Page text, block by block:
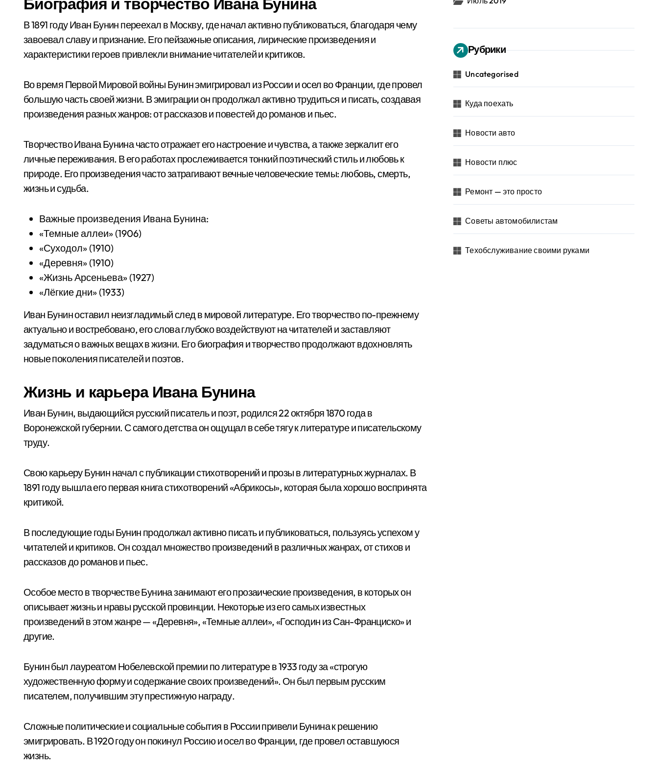
В 1891 году Иван Бунин переехал в Москву, где начал активно публиковаться, благодаря чему
завоевал славу и признание. Его пейзажные описания, лирические произведения и
характеристики героев привлекли внимание читателей и критиков.
Во время Первой Мировой войны Бунин эмигрировал из России и осел во Франции, где провел
большую часть своей жизни. В эмиграции он продолжал активно трудиться и писать, создавая
произведения разных жанров: от рассказов и повестей до романов и пьес.
Творчество Ивана Бунина часто отражает его настроение и чувства, а также зеркалит его
личные переживания. В его работах прослеживается тонкий поэтический стиль и любовь к
природе. Его произведения часто затрагивают вечные человеческие темы: любовь, смерть,
жизнь и судьба.
Важные произведения Ивана Бунина:
«Темные аллеи» (1906)
«Суходол» (1910)
«Деревня» (1910)
«Жизнь Арсеньева» (1927)
«Лёгкие дни» (1933)
Иван Бунин оставил неизгладимый след в мировой литературе. Его творчество по-прежнему
актуально и востребовано, его слова глубоко воздействуют на читателей и заставляют
задуматься о важных вещах в жизни. Его биография и творчество продолжают вдохновлять
новые поколения писателей и поэтов.
Жизнь и карьера Ивана Бунина
Иван Бунин, выдающийся русский писатель и поэт, родился 22 октября 1870 года в
Воронежской губернии. С самого детства он ощущал в себе тягу к литературе и писательскому
труду.
Свою карьеру Бунин начал с публикации стихотворений и прозы в литературных журналах. В
1891 году вышла его первая книга стихотворений «Абрикосы», которая была хорошо воспринята
критикой.
В последующие годы Бунин продолжал активно писать и публиковаться, пользуясь успехом у
читателей и критиков. Он создал множество произведений в различных жанрах, от стихов и
рассказов до романов и пьес.
Особое место в творчестве Бунина занимают его прозаические произведения, в которых он
описывает жизнь и нравы русской провинции. Некоторые из его самых известных
произведений в этом жанре — «Деревня», «Темные аллеи», «Господин из Сан-Франциско» и
другие.
Бунин был лауреатом Нобелевской премии по литературе в 1933 году за «строгую
художественную форму и содержание своих произведений». Он был первым русским
писателем, получившим эту престижную награду.
Сложные политические и социальные события в России привели Бунина к решению
эмигрировать. В 1920 году он покинул Россию и осел во Франции, где провел оставшуюся
жизнь.
Рубрики
Uncategorised
Куда поехать
Новости авто
Новости плюс
Ремонт — это просто
Советы автомобилистам
Техобслуживание своими руками